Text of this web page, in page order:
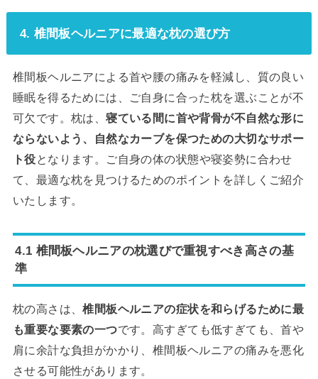
4. 椎間板ヘルニアに最適な枕の選び方
椎間板ヘルニアによる首や腰の痛みを軽減し、質の良い
睡眠を得るためには、ご自身に合った枕を選ぶことが不
可欠です。枕は、寝ている間に首や背骨が不自然な形に
ならないよう、自然なカーブを保つための大切なサポー
ト役となります。ご自身の体の状態や寝姿勢に合わせ
て、最適な枕を見つけるためのポイントを詳しくご紹介
いたします。
4.1 椎間板ヘルニアの枕選びで重視すべき高さの基
準
枕の高さは、椎間板ヘルニアの症状を和らげるために最
も重要な要素の一つです。高すぎても低すぎても、首や
肩に余計な負担がかかり、椎間板ヘルニアの痛みを悪化
させる可能性があります。